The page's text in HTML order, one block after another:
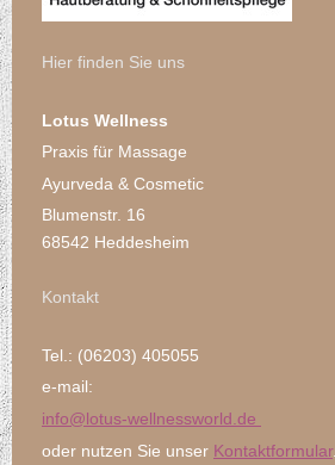
Hier finden Sie uns
Lotus Wellness
Praxis für Massage
Ayurveda & Cosmetic
Blumenstr. 16
68542 Heddesheim
Kontakt
Tel.: (06203) 405055
e-mail:
info@lotus-wellnessworld.de
oder nutzen Sie unser Kontaktformular.